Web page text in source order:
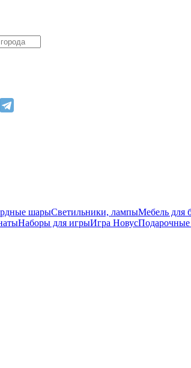
шарыСветильники, лампыМебель для
Наборы для игрыИгра Новус